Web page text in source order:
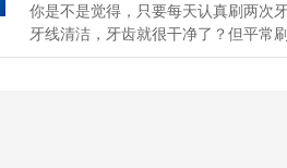
你是不是觉得，只要每天认真刷两次
牙线清洁，牙齿就很干净了？但平常刷
除70%的牙菌斑 大家最为熟知的口腔